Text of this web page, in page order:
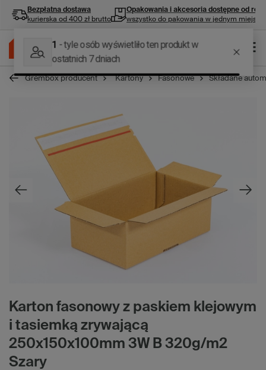
Bezpłatna dostawa
kurierska od 400 zł brutto
Opakowania i akcesoria dostępne od ręki
wszystko do pakowania w jednym miejscu
Grembox producent Kartony Fasonowe Składane
Karton fasonowy z paskiem klejowym
i tasiemką zrywającą
250x150x100mm 3W B 320g/m2
Szary